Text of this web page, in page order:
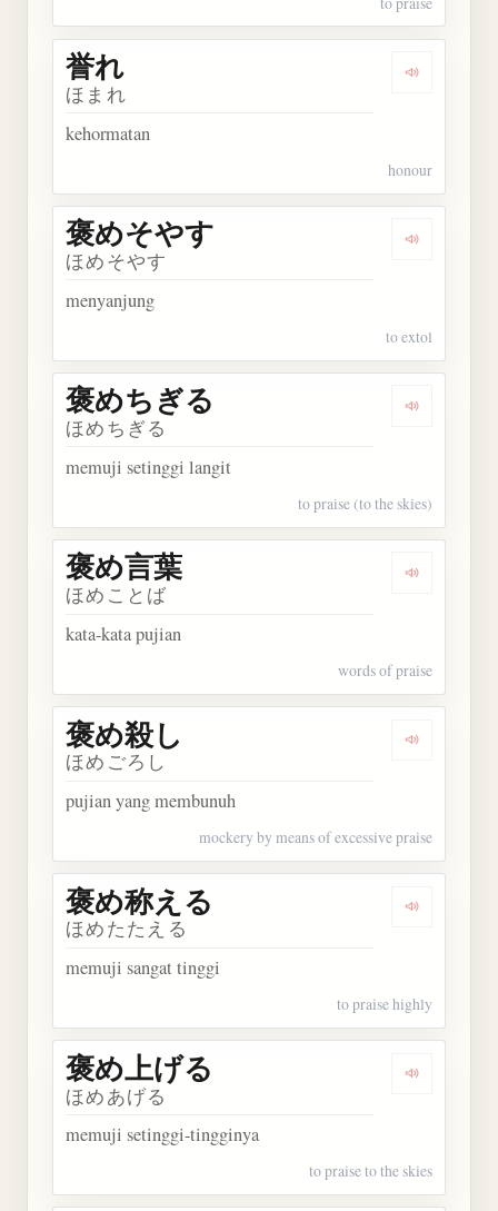
Dengarkan
誉れ
ほまれ
kehormatan
honour
Dengarkan
褒めそやす
ほめそやす
menyanjung
to extol
Dengarkan
褒めちぎる
ほめちぎる
memuji setinggi langit
to praise (to the skies)
Dengarkan
褒め言葉
ほめことば
kata-kata pujian
words of praise
Dengarkan
褒め殺し
ほめごろし
pujian yang membunuh
mockery by means of excessive praise
Dengarkan
褒め称える
ほめたたえる
memuji sangat tinggi
to praise highly
Dengarkan
褒め上げる
ほめあげる
memuji setinggi-tingginya
to praise to the skies